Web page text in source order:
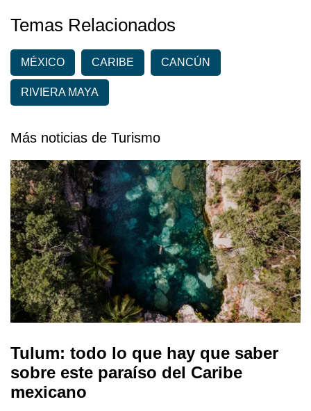
Temas Relacionados
MÉXICO CARIBE CANCÚN
RIVIERA MAYA
Más noticias de Turismo
Tulum: todo lo que hay que saber
sobre este paraíso del Caribe
mexicano